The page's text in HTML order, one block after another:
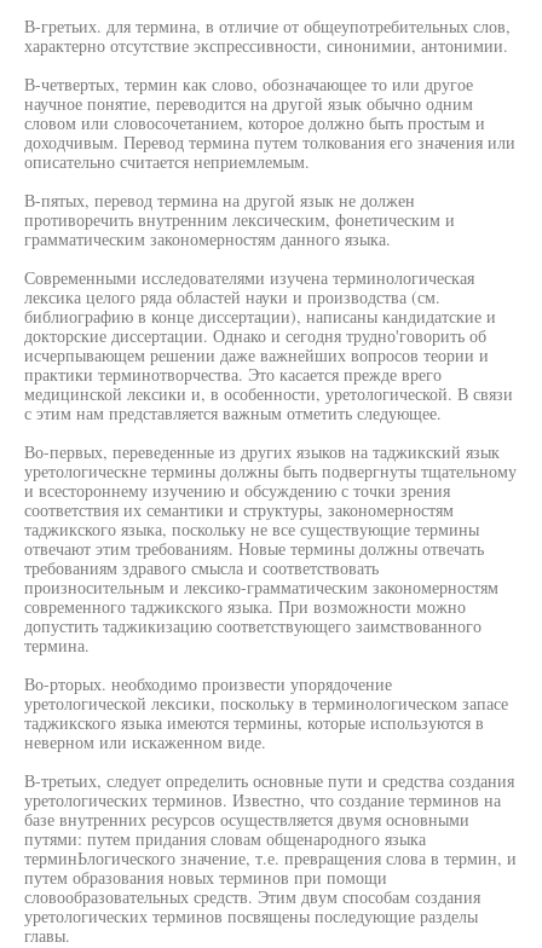
В-гретьих. для термина, в отличие от общеупотребительных слов,
характерно отсутствие экспрессивности, синонимии, антонимии.
В-четвертых, термин как слово, обозначающее то или другое
научное понятие, переводится на другой язык обычно одним
словом или словосочетанием, которое должно быть простым и
доходчивым. Перевод термина путем толкования его значения или
описательно считается неприемлемым.
В-пятых, перевод термина на другой язык не должен
противоречить внутренним лексическим, фонетическим и
грамматическим закономерностям данного языка.
Современными исследователями изучена терминологическая
лексика целого ряда областей науки и производства (см.
библиографию в конце диссертации), написаны кандидатские и
докторские диссертации. Однако и сегодня трудно'говорить об
исчерпывающем решении даже важнейших вопросов теории и
практики терминотворчества. Это касается прежде врего
медицинской лексики и, в особенности, уретологической. В связи
с этим нам представляется важным отметить следующее.
Во-первых, переведенные из других языков на таджикский язык
уретологическне термины должны быть подвергнуты тщательному
и всестороннему изучению и обсуждению с точки зрения
соответствия их семантики и структуры, закономерностям
таджикского языка, поскольку не все существующие термины
отвечают этим требованиям. Новые термины должны отвечать
требованиям здравого смысла и соответствовать
произносительным и лексико-грамматическим закономерностям
современного таджикского языка. При возможности можно
допустить таджикизацию соответствующего заимствованного
термина.
Во-рторых. необходимо произвести упорядочение
уретологической лексики, поскольку в терминологическом запасе
таджикского языка имеются термины, которые используются в
неверном или искаженном виде.
В-третьих, следует определить основные пути и средства создания
уретологических терминов. Известно, что создание терминов на
базе внутренних ресурсов осуществляется двумя основными
путями: путем придания словам общенародного языка
терминЬлогического значение, т.е. превращения слова в термин, и
путем образования новых терминов при помощи
словообразовательных средств. Этим двум способам создания
уретологических терминов посвящены последующие разделы
главы.